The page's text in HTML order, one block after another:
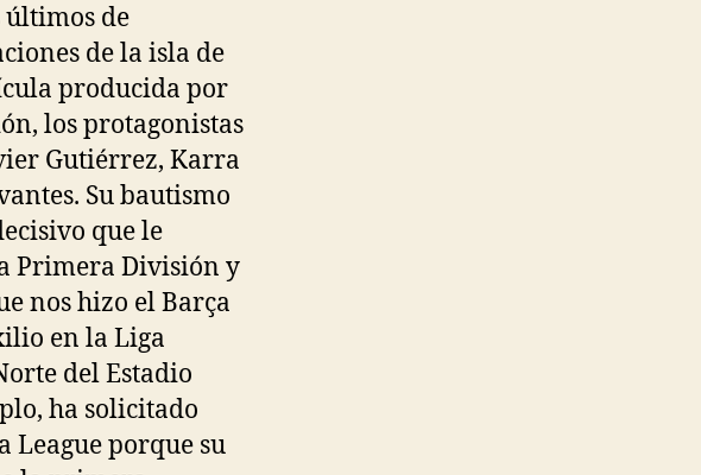
últimos de
de la isla de
producida por
los protagonistas
Gutiérrez, Karra
Su bautismo
que le
Primera División y
nos hizo el Barça
en la Liga
del Estadio
ha solicitado
League porque su